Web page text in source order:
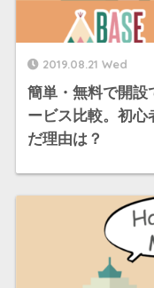
2019.08.21 Wed
簡単・無料で開設
ービス比較。初
だ理由は？